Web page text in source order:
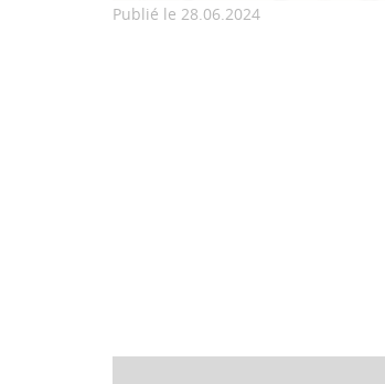
Publié le 28.06.2024